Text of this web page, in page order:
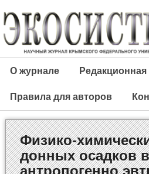
О журнале Редакционная
Правила для авторов
Физико-
донных осадков в
антропогенно